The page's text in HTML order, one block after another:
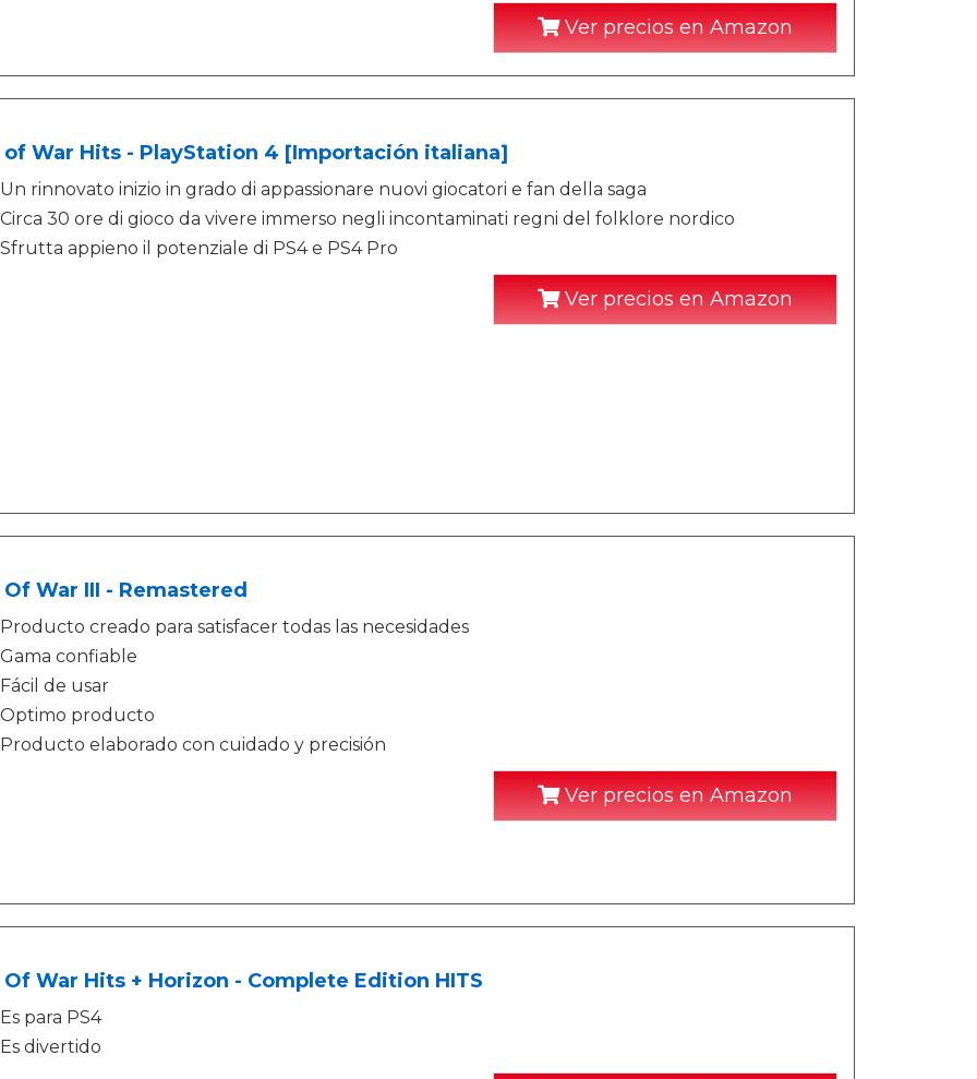
Ver precios en Amazon
of War Hits - PlayStation 4 [Importación italiana]
Un rinnovato inizio in grado di appassionare nuovi giocatori e fan della saga
Circa 30 ore di gioco da vivere immerso negli incontaminati regni del folklore nordico
Sfrutta appieno il potenziale di PS4 e PS4 Pro
Ver precios en Amazon
War III - Remastered
Producto creado para satisfacer todas las necesidades
Gama confiable
Fácil de usar
Optimo producto
Producto elaborado con cuidado y precisión
Ver precios en Amazon
Of War Hits + Horizon - Complete Edition HITS
Es para PS4
Es divertido